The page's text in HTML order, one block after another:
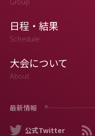
Group
日程・結果
Schedule
大会について
About
最新情報
公式Twitter